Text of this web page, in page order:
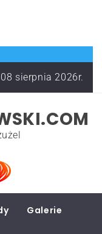
sierpnia 2026r.
Galerie